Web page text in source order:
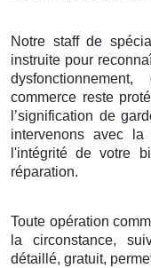
Notre staff de
instruite pour
commerce reste
l’signification de
intervenons avec la
l'intégrité de votre
réparation.
Toute opération
la circonstance,
détaillé, gratuit,